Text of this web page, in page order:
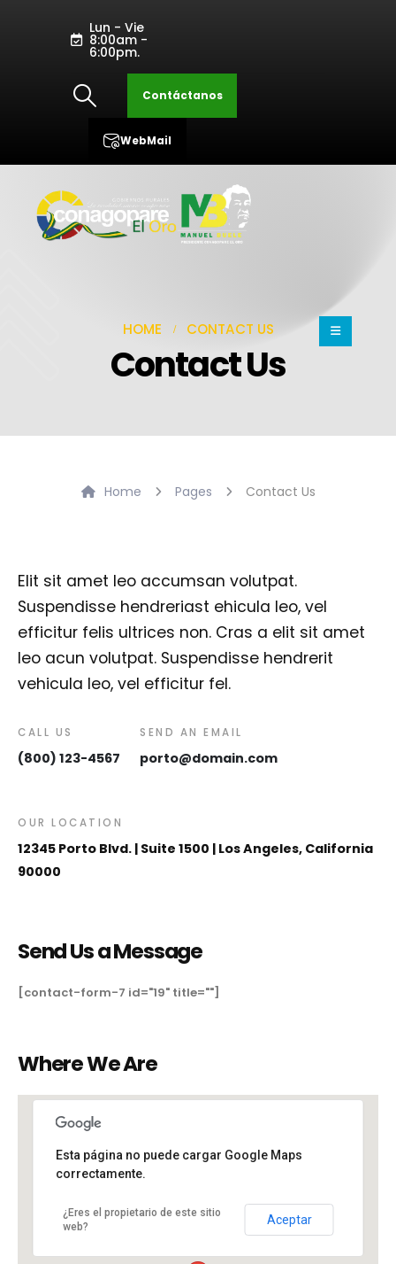
Lun - Vie
8:00am -
6:00pm.
Contáctanos
WebMail
HOME CONTACT US
Contact Us
Home Pages Contact Us
Elit sit amet leo accumsan volutpat.
Suspendisse hendreriast ehicula leo, vel
efficitur felis ultrices non. Cras a elit sit amet
leo acun volutpat. Suspendisse hendrerit
vehicula leo, vel efficitur fel.
CALL US
(800) 123-4567
SEND AN EMAIL
porto@domain.com
OUR LOCATION
12345 Porto Blvd. | Suite 1500 | Los Angeles, California
90000
Send Us a Message
[contact-form-7 id="19" title=""]
Where We Are
Esta página no puede cargar Google Maps
correctamente.
¿Eres el propietario de este sitio
web?
Aceptar